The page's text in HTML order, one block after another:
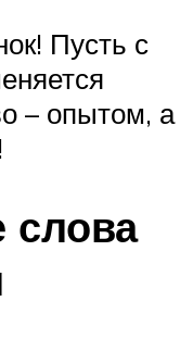
Пусть с
– опытом, а
слова